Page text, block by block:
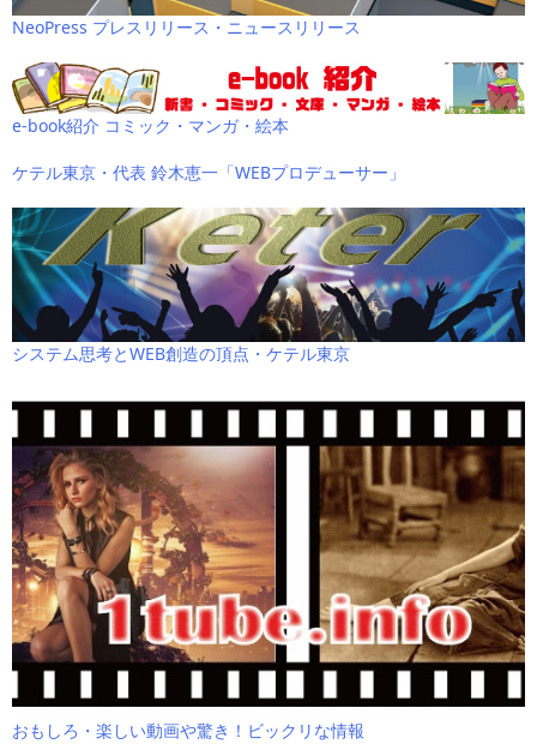
NeoPress プレスリリース・ニュースリリース
e-book紹介 コミック・マンガ・絵本
ケテル東京・代表 鈴木恵一「WEBプロデューサー」
システム思考とWEB創造の頂点・ケテル東京
おもしろ・楽しい動画や驚き！ビックリな情報